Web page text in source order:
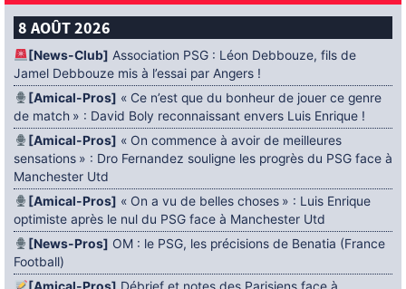
8 AOÛT 2026
[News-Club] Association PSG : Léon Debbouze, fils de
Jamel Debbouze mis à l’essai par Angers !
[Amical-Pros] « Ce n’est que du bonheur de jouer ce genre
de match » : David Boly reconnaissant envers Luis Enrique !
[Amical-Pros] « On commence à avoir de meilleures
sensations » : Dro Fernandez souligne les progrès du PSG face à
Manchester Utd
[Amical-Pros] « On a vu de belles choses » : Luis Enrique
optimiste après le nul du PSG face à Manchester Utd
[News-Pros] OM : le PSG, les précisions de Benatia (France
Football)